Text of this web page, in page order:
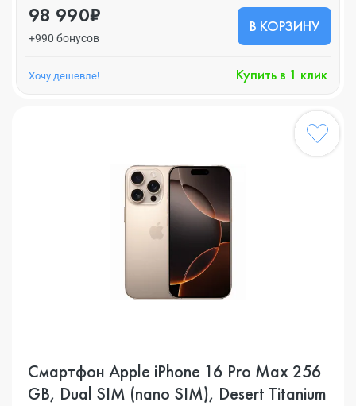
98 990₽
+990 бонусов
В КОРЗИНУ
Хочу дешевле! Купить в 1 клик
Смартфон Apple iPhone 16 Pro Max 256
GB, Dual SIM (nano SIM), Desert Titanium